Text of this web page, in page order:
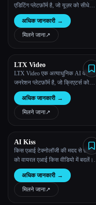
एडिटिंग प्लेटफ़ॉर्म है, जो यूज़र को सीधे
अपने ब्राउज़र से वीडियो बनाने और उनमें
बदलाव करने की सुविधा देता है, जिससे
किसी भी सॉफ़्टवेयर डाउनलोड की ज़रूरत
नहीं होती है।
अधिक जानकारी →
मिलने जाना↗︎
LTX Video
LTX Video एक अत्याधुनिक AI वीडियो
जनरेशन प्लेटफ़ॉर्म है, जो क्रिएटर्स को
रियल-टाइम वीडियो आउटपुट, हाई-
फ़िडेलिटी विज़ुअल्स और बहुमुखी
एप्लीकेशन क्षमताओं के साथ सशक्त बनाता
है।
अधिक जानकारी →
मिलने जाना↗︎
AI Kiss
किस एआई टेक्नोलॉजी की मदद से फ़ोटो
को वायरल एआई किस वीडियो में बदलें।
मुफ़्त एआई किस जनरेटर और किसिंग
एआई मेकर, क्रिएटर्स को कमाई करने में
मदद करता है।
अधिक जानकारी →
मिलने जाना↗︎